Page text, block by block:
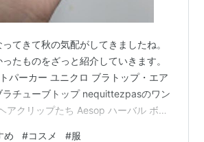
てきて秋の気配がしてきましたね。
たものをざっと紹介していきます。
パーカー ユニクロ ブラトップ・エア
ラチューブトップ nequittezpasのワン
アクリップたち Aesop ハーバル ボデ
め #コスメ #服